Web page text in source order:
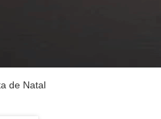
de Natal